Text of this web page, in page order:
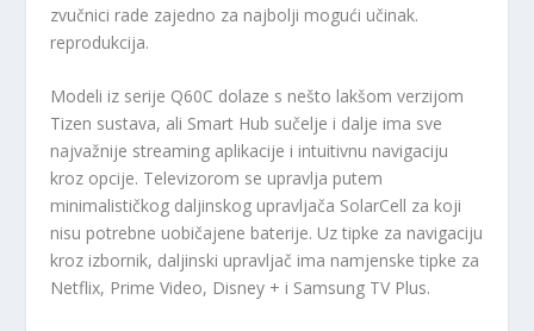
zvučnici rade zajedno za najbolji mogući učinak.
reprodukcija.
Modeli iz serije Q60C dolaze s nešto lakšom verzijom
Tizen sustava, ali Smart Hub sučelje i dalje ima sve
najvažnije streaming aplikacije i intuitivnu navigaciju
kroz opcije. Televizorom se upravlja putem
minimalističkog daljinskog upravljača SolarCell za koji
nisu potrebne uobičajene baterije. Uz tipke za navigaciju
kroz izbornik, daljinski upravljač ima namjenske tipke za
Netflix, Prime Video, Disney + i Samsung TV Plus.